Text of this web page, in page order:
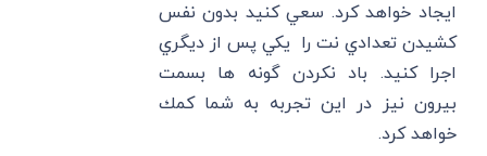
ايجاد خواهد كرد. سعي كنيد بدون نفس
كشيدن تعدادي نت را يكي پس از ديگري
اجرا كنيد. باد نكردن گونه ها بسمت
بيرون نيز در اين تجربه به شما كمك
خواهد كرد.